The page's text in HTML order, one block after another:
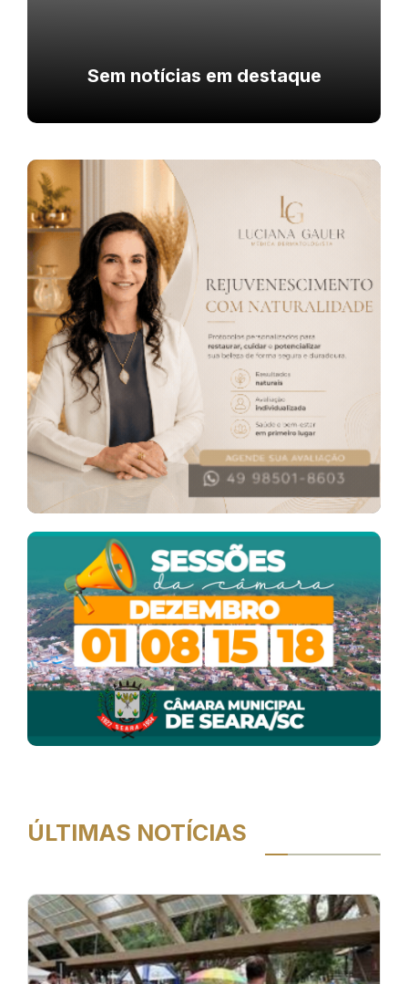
Sem notícias em destaque
ÚLTIMAS NOTÍCIAS